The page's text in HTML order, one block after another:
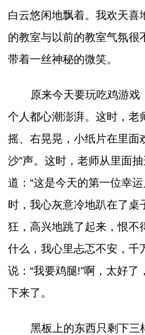
白云悠闲地飘着。我欢天喜
的教室与以前的教室气氛很
带着一丝神秘的微笑。
原来今天要玩吃鸡游
个人都心潮澎湃。这时，老
摇、右晃晃，小纸片在里面
沙”声。这时，老师从里面
道：“这是今天的第一位幸
时，我心灰意冷地趴在了桌
狂，高兴地跳了起来，恨不
什么，我心里忐忑不安，千
说：“我要鸡腿!”啊，太好
下来了。
黑板上的东西只剩下三